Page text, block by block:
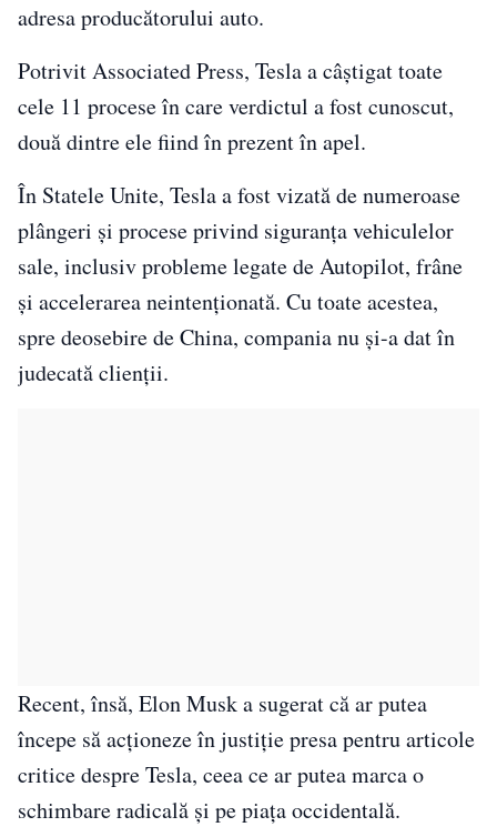
adresa producătorului auto.
Potrivit Associated Press, Tesla a câștigat toate
cele 11 procese în care verdictul a fost cunoscut,
două dintre ele fiind în prezent în apel.
În Statele Unite, Tesla a fost vizată de numeroase
plângeri și procese privind siguranța vehiculelor
sale, inclusiv probleme legate de Autopilot, frâne
și accelerarea neintenționată. Cu toate acestea,
spre deosebire de China, compania nu și-a dat în
judecată clienții.
Recent, însă, Elon Musk a sugerat că ar putea
începe să acționeze în justiție presa pentru articole
critice despre Tesla, ceea ce ar putea marca o
schimbare radicală și pe piața occidentală.